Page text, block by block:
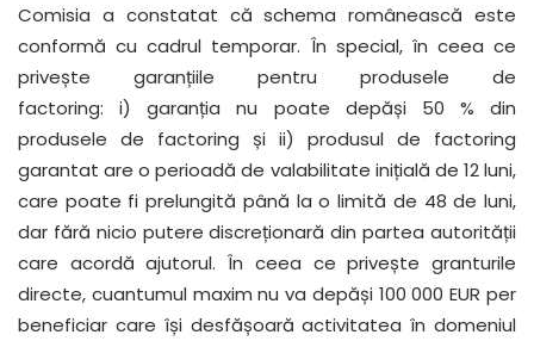
Comisia a constatat că schema românească este
conformă cu cadrul temporar. În special, în ceea ce
privește garanțiile pentru produsele de
factoring: i) garanția nu poate depăși 50 % din
produsele de factoring și ii) produsul de factoring
garantat are o perioadă de valabilitate inițială de 12 luni,
care poate fi prelungită până la o limită de 48 de luni,
dar fără nicio putere discreționară din partea autorității
care acordă ajutorul. În ceea ce privește granturile
directe, cuantumul maxim nu va depăși 100 000 EUR per
beneficiar care își desfășoară activitatea în domeniul